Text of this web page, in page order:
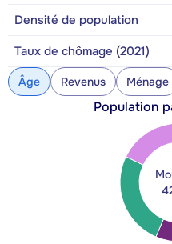
Densité de population
Taux de chômage (2021)
Âge Revenus Ménage
Population